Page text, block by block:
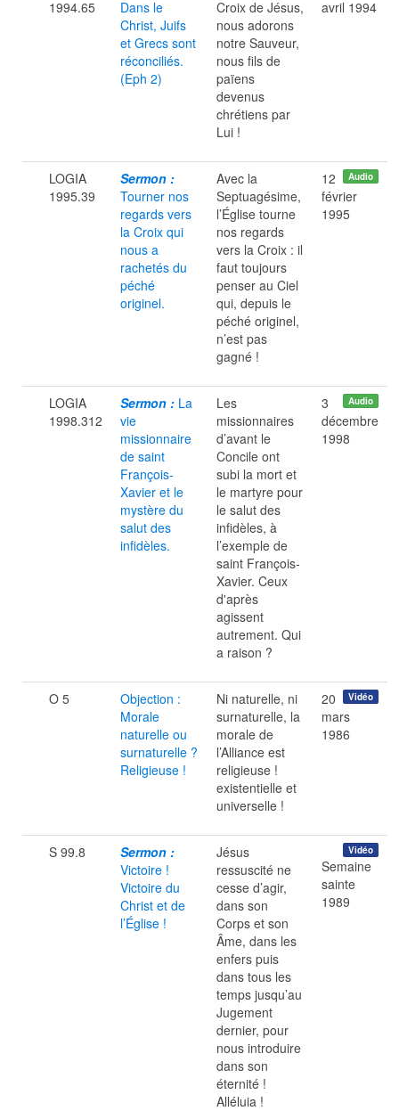
1994.65
Dans le
Christ, Juifs
et Grecs sont
réconciliés.
(Eph 2)
Croix de Jésus,
nous adorons
notre Sauveur,
nous fils de
païens
devenus
chrétiens par
Lui !
avril 1994
LOGIA
1995.39
Sermon :
Tourner nos
regards vers
la Croix qui
nous a
rachetés du
péché
originel.
Avec la
Septuagésime,
l’Église tourne
nos regards
vers la Croix : il
faut toujours
penser au Ciel
qui, depuis le
péché originel,
n’est pas
gagné !
Audio
12
février
1995
LOGIA
1998.312
Sermon : La
vie
missionnaire
de saint
François-
Xavier et le
mystère du
salut des
infidèles.
Les
missionnaires
d’avant le
Concile ont
subi la mort et
le martyre pour
le salut des
infidèles, à
l’exemple de
saint François-
Xavier. Ceux
d'après
agissent
autrement. Qui
a raison ?
Audio
3
décembre
1998
O 5
Objection :
Morale
naturelle ou
surnaturelle ?
Religieuse !
Ni naturelle, ni
surnaturelle, la
morale de
l’Alliance est
religieuse !
existentielle et
universelle !
Vidéo
20
mars
1986
S 99.8
Sermon :
Victoire !
Victoire du
Christ et de
l’Église !
Jésus
ressuscité ne
cesse d’agir,
dans son
Corps et son
Âme, dans les
enfers puis
dans tous les
temps jusqu’au
Jugement
dernier, pour
nous introduire
dans son
éternité !
Alléluia !
Vidéo
Semaine
sainte
1989